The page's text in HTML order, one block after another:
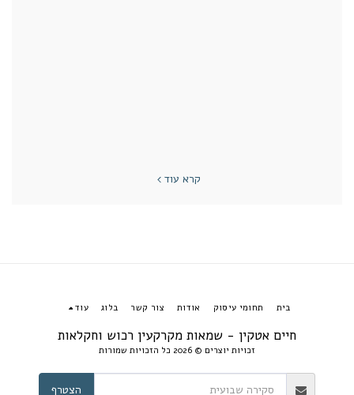
קרא עוד
חיים אטקין - שמאות מקרקעין רכוש וחקלאות
זכויות יוצרים © 2026 כל הזכויות שמורות
בית תחומי עיסוק אודות צור קשר בלוג עוד
הצטרף